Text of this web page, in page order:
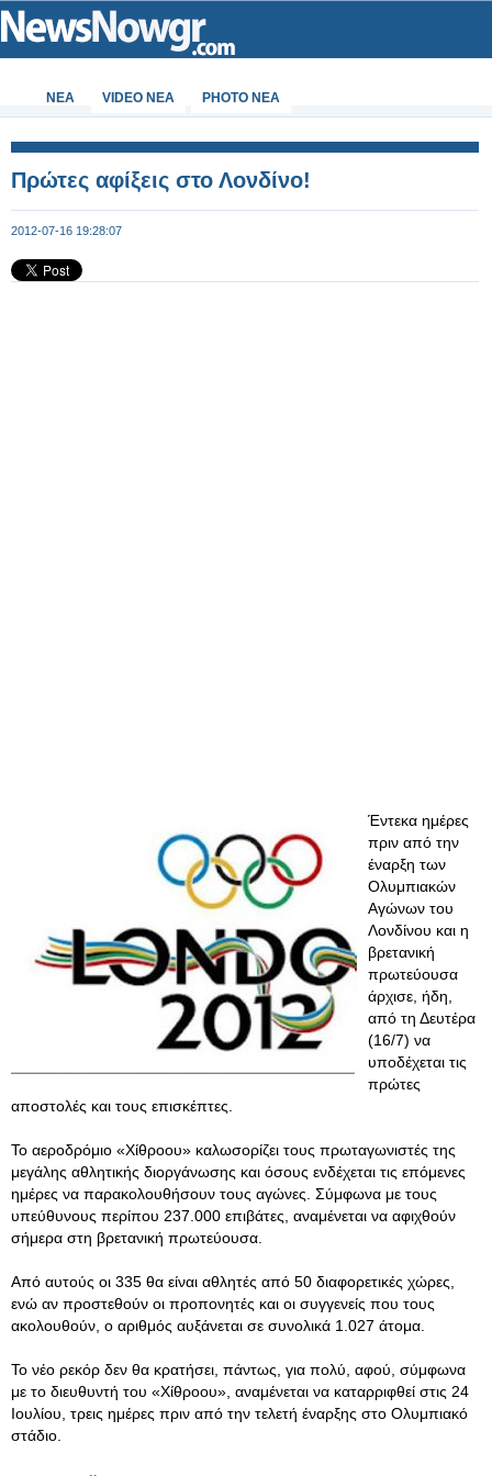
ΝΕΑ VIDEO NEA PHOTO NEA
Πρώτες αφίξεις στο Λονδίνο!
2012-07-16 19:28:07
Έντεκα ημέρες
πριν από την
έναρξη των
Ολυμπιακών
Αγώνων του
Λονδίνου και η
βρετανική
πρωτεύουσα
άρχισε, ήδη,
από τη Δευτέρα
(16/7) να
υποδέχεται τις
πρώτες
αποστολές και τους επισκέπτες.
Το αεροδρόμιο «Χίθροου» καλωσορίζει τους πρωταγωνιστές της
μεγάλης αθλητικής διοργάνωσης και όσους ενδέχεται τις επόμενες
ημέρες να παρακολουθήσουν τους αγώνες. Σύμφωνα με τους
υπεύθυνους περίπου 237.000 επιβάτες, αναμένεται να αφιχθούν
σήμερα στη βρετανική πρωτεύουσα.
Από αυτούς οι 335 θα είναι αθλητές από 50 διαφορετικές χώρες,
ενώ αν προστεθούν οι προπονητές και οι συγγενείς που τους
ακολουθούν, ο αριθμός αυξάνεται σε συνολικά 1.027 άτομα.
Το νέο ρεκόρ δεν θα κρατήσει, πάντως, για πολύ, αφού, σύμφωνα
με το διευθυντή του «Χίθροου», αναμένεται να καταρριφθεί στις 24
Ιουλίου, τρεις ημέρες πριν από την τελετή έναρξης στο Ολυμπιακό
στάδιο.